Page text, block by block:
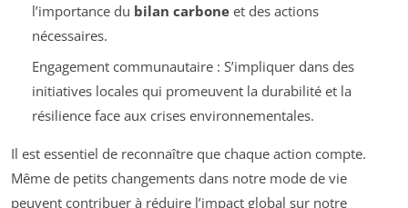
l’importance du bilan carboneet des actions
nécessaires.
Engagement communautaire : S’impliquer dans des
initiatives locales qui promeuvent la durabilité et la
résilience face aux crises environnementales.
Il est essentiel de reconnaître que chaque action compte.
Même de petits changements dans notre mode de vie
peuvent contribuer à réduire l’impact global sur notre